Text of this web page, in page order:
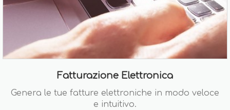
Fatturazione Elettronica
Genera le tue fatture elettroniche in modo veloce
e intuitivo.